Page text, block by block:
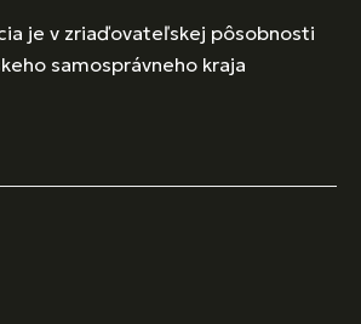
je v zriaďovateľskej pôsobnosti
samosprávneho kraja